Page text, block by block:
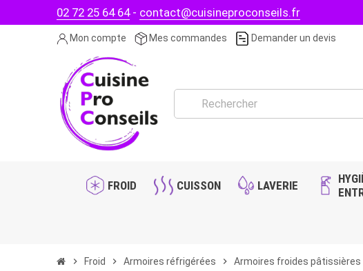
02 72 25 64 64- contact@cuisineproconseils.fr
Mon compte Mes commandes Demander un devis
FROID CUISSON LAVERIE
chevron_right Froid chevron_right Armoires réfrigérées chevron_right Armoires froides pâtissières